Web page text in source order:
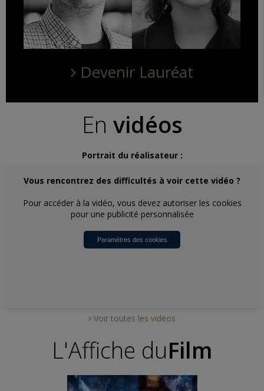
Devenir Lauréat
En vidéos
Portrait du réalisateur :
Vous rencontrez des difficultés à voir cette vidéo ?
Pour accéder à la vidéo, vous devez autoriser les cookies
pour une publicité personnalisée
Paramètres des cookies
Voir toutes les vidéos
L'Affiche duFilm